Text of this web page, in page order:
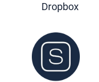
Dropbox